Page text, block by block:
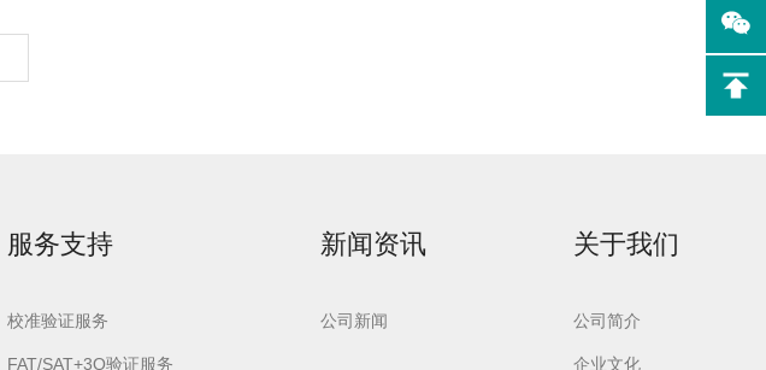
服务支持
校准验证服务
FAT/SAT+3Q验证服务
新闻资讯
公司新闻
关于我们
公司简介
企业文化